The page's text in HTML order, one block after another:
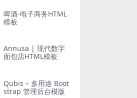
啤酒-电子商务HTML
模板
Annusa | 现代数字
面包店HTML模板
Qubis – 多用途 Boot
strap 管理后台模版